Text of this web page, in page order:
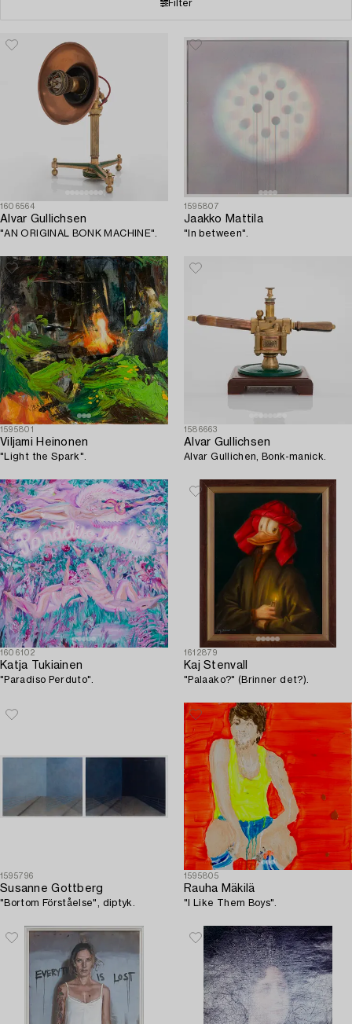
Filter
1606564
Alvar Gullichsen
"AN ORIGINAL BONK MACHINE".
1595807
Jaakko Mattila
"In between".
1595801
Viljami Heinonen
"Light the Spark".
1586663
Alvar Gullichsen
Alvar Gullichen, Bonk-manick.
1606102
Katja Tukiainen
"Paradiso Perduto".
1612879
Kaj Stenvall
"Palaako?" (Brinner det?).
1595796
Susanne Gottberg
"Bortom Förståelse", diptyk.
1595805
Rauha Mäkilä
"I Like Them Boys".